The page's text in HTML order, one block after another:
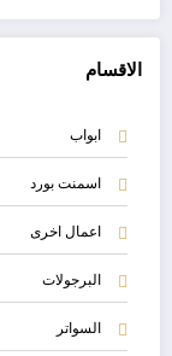
الاقسام
ابواب
اسمنت بورد
اعمال اخرى
البرجولات
السواتر